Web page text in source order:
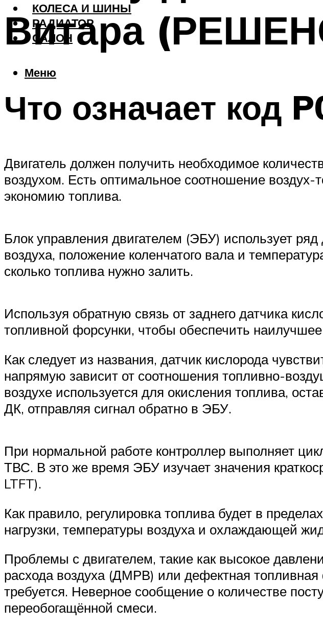
КОЛЕСА И ШИНЫ
РАДИАТОР
САЛОН
Меню
Витара
Что означает код
Двигатель должен получить необходимое
воздухом. Есть оптимальное соотношение
экономию топлива.
Блок управления двигателем (ЭБУ) использует
воздуха, положение коленчатого вала и
сколько топлива нужно залить.
Используя обратную связь от заднего датчика
топливной форсунки, чтобы обеспечить
Как следует из названия, датчик кислорода
напрямую зависит от соотношения топливно-
воздухе используется для окисления топлива,
ДК, отправляя сигнал обратно в ЭБУ.
При нормальной работе контроллер выполняет
ТВС. В это же время ЭБУ изучает значения
LTFT).
Как правило, регулировка топлива будет в
нагрузки, температуры воздуха и охлаждающей
Проблемы с двигателем, такие как высокое
расхода воздуха (ДМРВ) или дефектная
требуется. Неверное сообщение о количестве
переобогащённой смеси.